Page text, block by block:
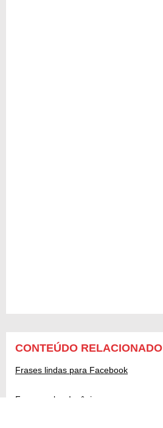
CONTEÚDO RELACIONADO
Frases lindas para Facebook
Frases sobre Insônia